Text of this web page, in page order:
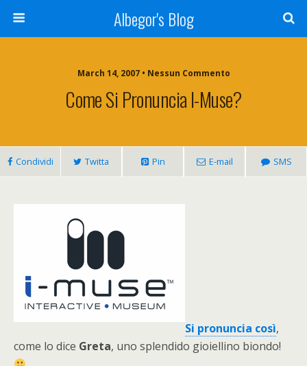
Albegor's Blog
March 14, 2007 • Nessun Commento
Come Si Pronuncia I-Muse?
Condividi Twitta Pin E-mail SMS
Si pronuncia così,
come lo dice Greta, uno splendido gioiellino biondo!